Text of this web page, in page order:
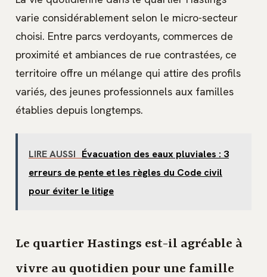
varie considérablement selon le micro-secteur
choisi. Entre parcs verdoyants, commerces de
proximité et ambiances de rue contrastées, ce
territoire offre un mélange qui attire des profils
variés, des jeunes professionnels aux familles
établies depuis longtemps.
LIRE AUSSI Évacuation des eaux pluviales : 3
erreurs de pente et les règles du Code civil
pour éviter le litige
Le quartier Hastings est-il agréable à
vivre au quotidien pour une famille